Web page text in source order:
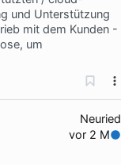
und Unterstützung
mit dem Kunden -
um
Neuried
vor 2 M